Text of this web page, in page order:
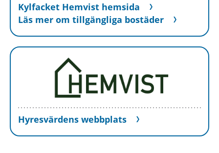
Kylfacket Hemvist hemsida
Läs mer om tillgängliga bostäder
Hyresvärdens webbplats